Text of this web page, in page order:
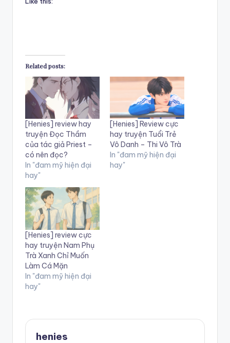
Related posts:
[Henies] review hay
truyện Đọc Thầm
của tác giả Priest –
có nên đọc?
In "đam mỹ hiện đại
hay"
[Henies] Review cực
hay truyện Tuổi Trẻ
Vô Danh – Thi Vô Trà
In "đam mỹ hiện đại
hay"
[Henies] review cực
hay truyện Nam Phụ
Trà Xanh Chỉ Muốn
Làm Cá Mặn
In "đam mỹ hiện đại
hay"
henies